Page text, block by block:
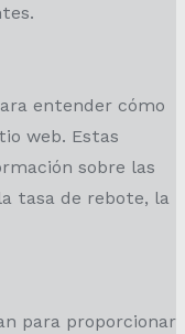
entender cómo
web. Estas
sobre las
tasa de rebote, la
para proporcionar